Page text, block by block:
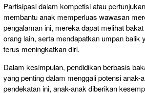
Partisipasi dalam kompetisi atau
membantu anak memperluas wawasan
pengalaman ini, mereka dapat melihat
orang lain, serta mendapatkan umpan balik
terus meningkatkan diri.
Dalam kesimpulan, pendidikan berbasis
yang penting dalam menggali potensi anak-
pendekatan ini, anak-anak diberikan